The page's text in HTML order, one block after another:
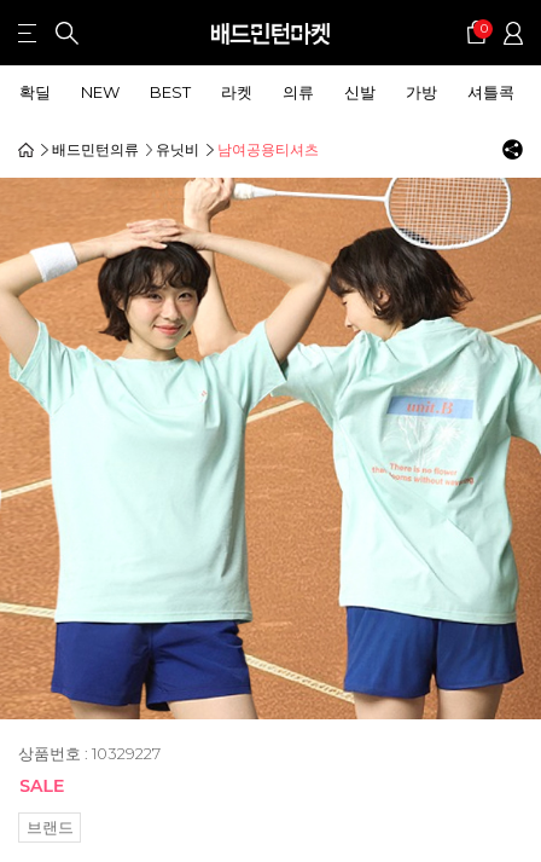
0
확딜 NEW BEST 라켓 의류 신발 가방 셔틀콕
배드민턴의류 유닛비 남여공용티셔츠
상품번호 : 10329227
브랜드